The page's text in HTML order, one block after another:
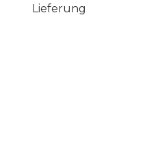
Lieferung